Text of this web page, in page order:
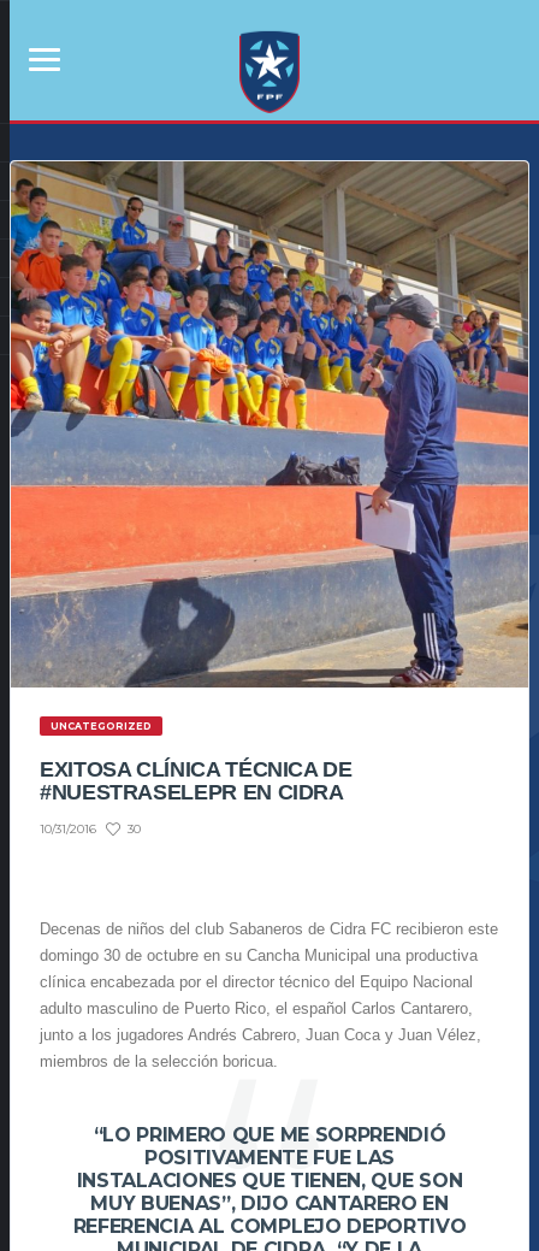
UNCATEGORIZED
EXITOSA CLÍNICA TÉCNICA DE
#NUESTRASELEPR EN CIDRA
10/31/2016 30
Decenas de niños del club Sabaneros de Cidra FC recibieron este
domingo 30 de octubre en su Cancha Municipal una productiva
clínica encabezada por el director técnico del Equipo Nacional
adulto masculino de Puerto Rico, el español Carlos Cantarero,
junto a los jugadores Andrés Cabrero, Juan Coca y Juan Vélez,
miembros de la selección boricua.
“LO PRIMERO QUE ME SORPRENDIÓ
POSITIVAMENTE FUE LAS
INSTALACIONES QUE TIENEN, QUE SON
MUY BUENAS”, DIJO CANTARERO EN
REFERENCIA AL COMPLEJO DEPORTIVO